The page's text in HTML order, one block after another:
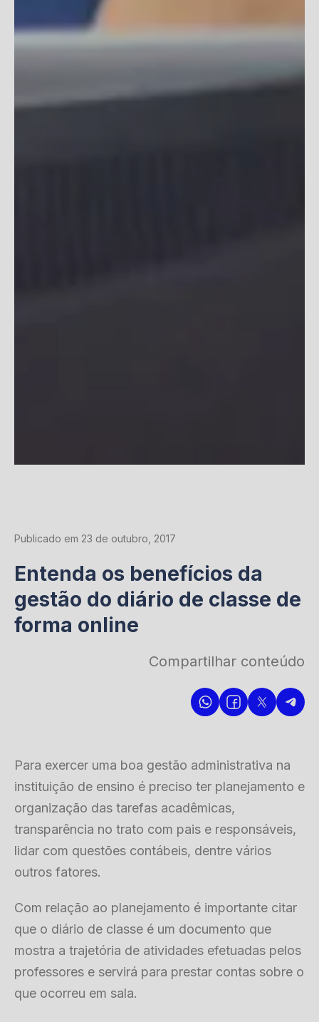
Publicado em 23 de outubro, 2017
Entenda os benefícios da
gestão do diário de classe de
forma online
Compartilhar conteúdo
Para exercer uma boa gestão administrativa na
instituição de ensino é preciso ter planejamento e
organização das tarefas acadêmicas,
transparência no trato com pais e responsáveis,
lidar com questões contábeis, dentre vários
outros fatores.
Com relação ao planejamento é importante citar
que o diário de classe é um documento que
mostra a trajetória de atividades efetuadas pelos
professores e servirá para prestar contas sobre o
que ocorreu em sala.